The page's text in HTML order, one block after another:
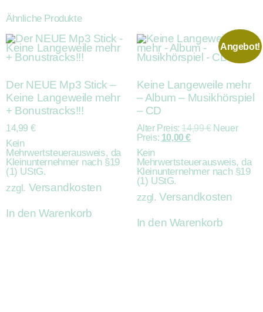
Ähnliche Produkte
Der NEUE Mp3 Stick –
Keine Langeweile mehr
+ Bonustracks!!!
14,99 €
Kein
Mehrwertsteuerausweis, da
Kleinunternehmer nach §19
(1) UStG.
zzgl. Versandkosten
In den Warenkorb
Angebot!
Keine Langeweile mehr
– Album – Musikhörspiel
– CD
Alter Preis: 14,99€ Neuer
Preis: 10,00€
Kein
Mehrwertsteuerausweis, da
Kleinunternehmer nach §19
(1) UStG.
zzgl.Versandkosten
In den Warenkorb